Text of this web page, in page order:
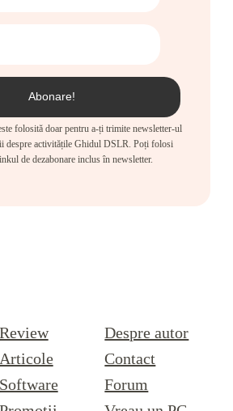
folosită doar pentru a-ți trimite newsletter-ul
despre activitățile Ghidul DSLR. Poți folosi
de dezabonare inclus în newsletter.
Review
Articole
Software
Despre autor
Contact
Forum